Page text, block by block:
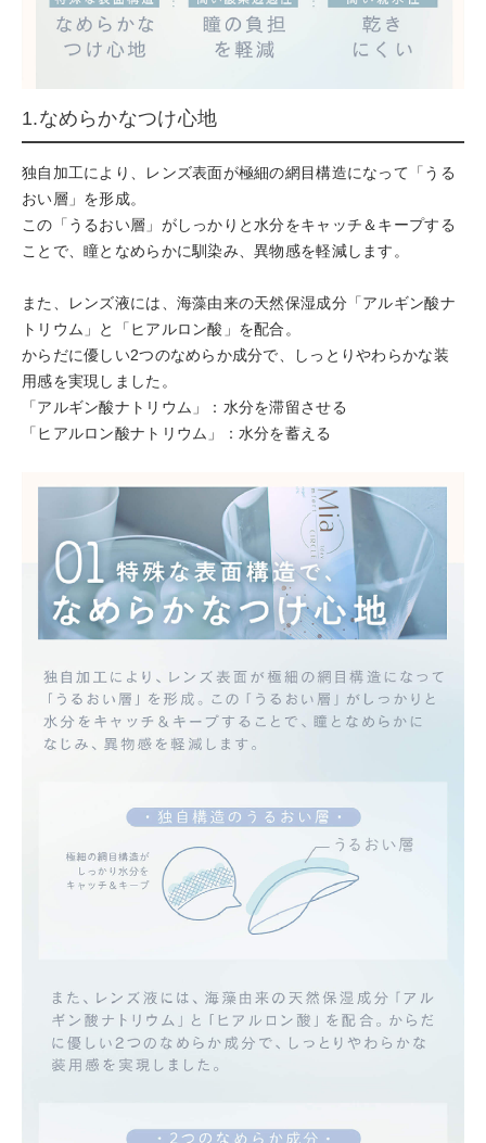
1.なめらかなつけ心地
独自加工により、レンズ表面が極細の網目構造になって「うる
おい層」を形成。
この「うるおい層」がしっかりと水分をキャッチ＆キープする
ことで、瞳となめらかに馴染み、異物感を軽減します。
また、レンズ液には、海藻由来の天然保湿成分「アルギン酸ナ
トリウム」と「ヒアルロン酸」を配合。
からだに優しい2つのなめらか成分で、しっとりやわらかな装
用感を実現しました。
「アルギン酸ナトリウム」：水分を滞留させる
「ヒアルロン酸ナトリウム」：水分を蓄える